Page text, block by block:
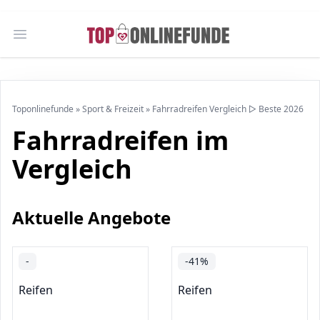
Open main menu
Toponlinefunde »Sport & Freizeit» Fahrradreifen Vergleich ▷ Beste 2026
Fahrradreifen im
Vergleich
Aktuelle Angebote
-
Reifen
-41%
Reifen